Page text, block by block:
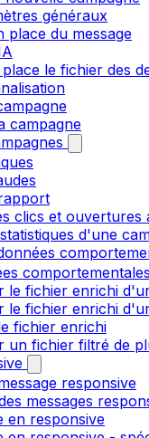
généraux
place du message
le fichier des
campagne
clics et ouvertures
d'une
le fichier enrichi
le fichier enrichi
fichier enrichi
un fichier filtré de
responsive
messages
en responsive